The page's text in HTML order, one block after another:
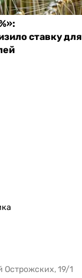
ставку для
Острожских, 19/1